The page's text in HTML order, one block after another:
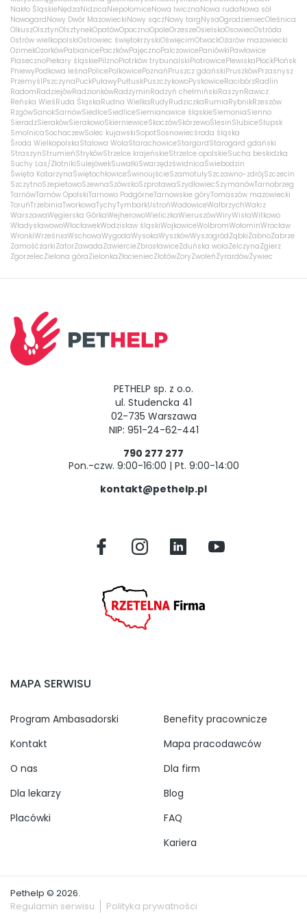
Nakło ŚląskieNędzaNidzicaNiepołomiceNowa IwicznaNowa rudaNowa sól
NowogardNowy Dwór MazowieckiNowy sączNowy targNysaOgrodzieniecOleśnica
OlkuszOlsztynOlsztynekOpatówOpocznoOpoleOrzeszeOsielskoOsowiecOstróda
Ostrów wielkopolskiOstrowiec świętokrzyskiOświęcimOtwockOżarów mazowiecki
OzimekOzorkówPabianicePaczkówPajęcznoPalczowicePaniówkiPawłowice
PiasecznoPiekary śląskiePilznoPiotrków trybunalskiPiotrowicePlewiskaPłockPłońsk
PniewyPodkowa leśnaPolicePolkowicePoznańPruszcz gdańskiPruszkówPrzasnysz
PrzemyślPszczynaPuckPuławyPułtuskPuszczykowoPyskowiceRacibórzRadlin
RadomRadziejówRadzionkówRadzyminRadzyń chełmińskiRaszynRawicz
Reńska WieśRuda ŚląskaRudna WielkaRudyRudziczkaRumiaRybnikRzeszów
RzgówSanokSarnówSiedlceSiedliceSiemianowice śląskieSiemoniaSienno
SieradzSierakówSierakowoSkierniewiceSkoczówSkórzewoŚlesinSłubiceSłupsk
SmolnicaSochaczewSolec kujawskiSopotSosnowiecśroda śląska
Środa WielkopolskaStalowa WolaStarachowiceStargardStarogard gdański
StraszynStrumieńStrykówStrzelce krajeńskieStrzelce opolskieSucha beskidzka
Suchy Las/ZłotnikiSulejówekSuwałkiSwarzędzświdnicaŚwiebodzin
Święta KatarzynaŚwiętochłowiceŚwinoujścieSzamotułySzczawno-zdrójSzczecin
SzczytnoSzepietowoSzewnaSzówskoSzprotawaSzydłowiecSzymanówTarnobrzeg
TarnówTarnów OpolskiTarnowo PodgórneTarnowskie góryTomaszów mazowiecki
ToruńTrzebiniaTworkowaTychyTymbarkUstrońWadowiceWałbrzychWałcz
WarszawaWęgierska GórkaWejherowoWieliczkaWieruszówWiryWisłaWitkowo
WładysławowoWłocławekWodzisław śląskiWojkowiceWolbromWołominWrocław
WronkiWrześniaWschowaWygodaWysokaWyszkówWyszogródZąbkiŻabnoZabrze
ZamośćżarkiZatorZawadaZawiercieZbrosławiceZduńska wolaZelczynaZgierz
ZgorzelecZielona góraZielonkaZłocieniecZłotówŻoryZwoleńŻyrardówŻywiec
PETHELP sp. z o.o.
ul. Studencka 41
02-735 Warszawa
NIP: 951-24-62-441
790 277 277
Pon.-czw. 9:00-16:00 | Pt. 9:00-14:00
kontakt@pethelp.pl
MAPA SERWISU
Program Ambasadorski
Kontakt
O nas
Dla lekarzy
Placówki
Benefity pracownicze
Mapa pracodawców
Dla firm
Blog
FAQ
Kariera
Pethelp © 2026.
Regulamin serwisu
Polityka prywatności